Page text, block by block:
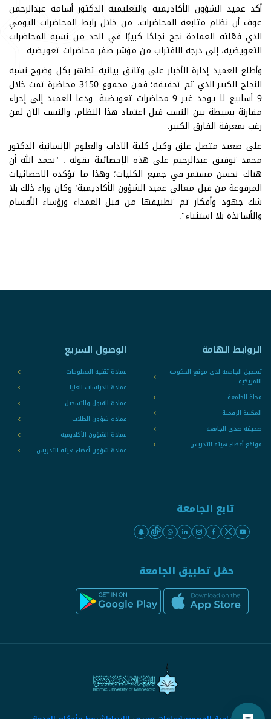
أكد عميد الشؤون الأكاديمية والتعليمية الدكتور أسامة عبدالرحمن
عوف أن نظام متابعة المحاضرات، من خلال رابط المحاضرات اليومي
الذي فعّلته العمادة نجح نجاحًا كبيرًا في الحد من نسبة المحاضرات
التعويضية، إلى درجة الاقتراب من مؤشر صفر محاضرات تعويضية.
وأطلع العميد إدارة الأخبار على وثائق بيانية تظهر بكل وضوح نسبة
النجاح الكبير الذي تم تحقيقه؛ فمن مجموع 3150 محاضرة تمت خلال
9 أسابيع لا يوجد غير 9 محاضرات تعويضية. ودعا العميد إلى إجراء
مقارنة بسيطة بين النسب قبل اعتماد هذا النظام، والنسب الآن لمن
رغب بمعرفة الفارق الكبير.
على صعيد متصل علق وكيل كلية الآداب والعلوم الإنسانية الدكتور
محمد توفيق عبدالرحيم على هذه الإحصائية بقوله : "نحمد الله أن
هناك تحسن مستمر في جميع الكليات؛ وهذا ما تؤكده الاحصائيات
المرفوعة من قبل معالي عميد الشؤون الأكاديمية؛ وكان وراء ذلك بلا
شك جهود وأفكار تم تطبيقها من قبل العمداء ورؤساء الأقسام
والأساتذة بلا استثناء".
الروابط الهامة
تسجيل الجامعة لدى موقع الحكومة
الامريكية
مجلة الجامعة
المكتبة الرقمية
صحيفة صدى الجامعة
مواقع أعضاء هيئة التدريس
الوصول السريع
عمادة تقنية المعلومات
عمادة الدراسات العليا
عمادة القبول والتسجيل
عمادة شؤون الطلاب
عمادة الشؤون الأكاديمية
عمادة شؤون أعضاء هيئة التدريس
تابع الجامعة
حمّل تطبيق الجامعة